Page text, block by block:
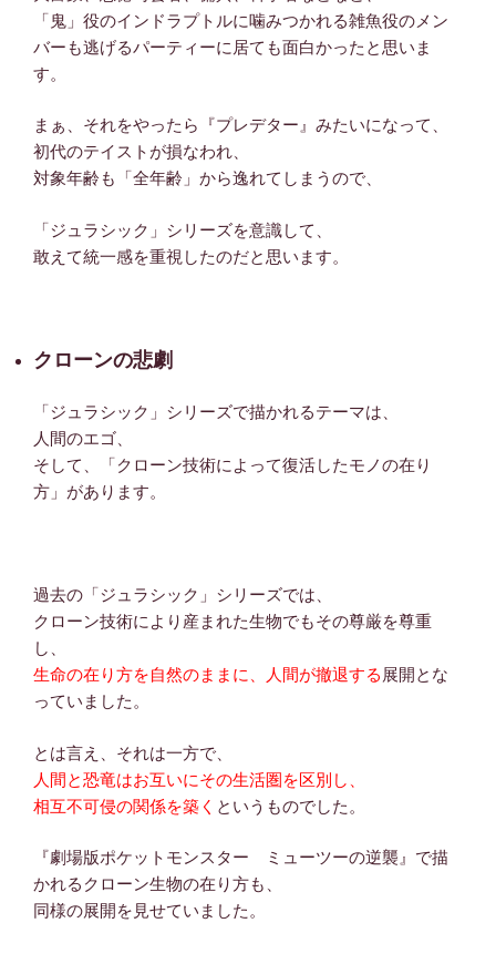
「鬼」役のインドラプトルに噛みつかれる雑魚役のメン
バーも逃げるパーティーに居ても面白かったと思いま
す。
まぁ、それをやったら『プレデター』みたいになって、
初代のテイストが損なわれ、
対象年齢も「全年齢」から逸れてしまうので、
「ジュラシック」シリーズを意識して、
敢えて統一感を重視したのだと思います。
クローンの悲劇
「ジュラシック」シリーズで描かれるテーマは、
人間のエゴ、
そして、「クローン技術によって復活したモノの在り
方」があります。
過去の「ジュラシック」シリーズでは、
クローン技術により産まれた生物でもその尊厳を尊重
し、
生命の在り方を自然のままに、人間が撤退する 展開とな
っていました。
とは言え、それは一方で、
人間と恐竜はお互いにその生活圏を区別し、
相互不可侵の関係を築く というものでした。
『劇場版ポケットモンスター ミューツーの逆襲』で描
かれるクローン生物の在り方も、
同様の展開を見せていました。